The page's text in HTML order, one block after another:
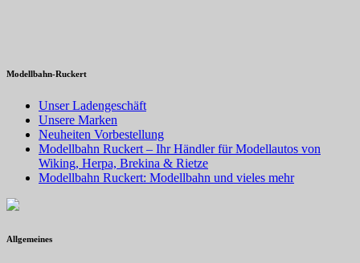
Modellbahn-Ruckert
Unser Ladengeschäft
Unsere Marken
Neuheiten Vorbestellung
Modellbahn Ruckert – Ihr Händler für Modellautos von
Wiking, Herpa, Brekina & Rietze
Modellbahn Ruckert: Modellbahn und vieles mehr
Allgemeines